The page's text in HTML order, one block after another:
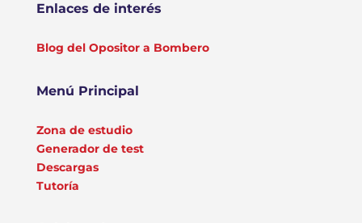
Enlaces de interés
Blog del Opositor a Bombero
Menú Principal
Zona de estudio
Generador de test
Descargas
Tutoría